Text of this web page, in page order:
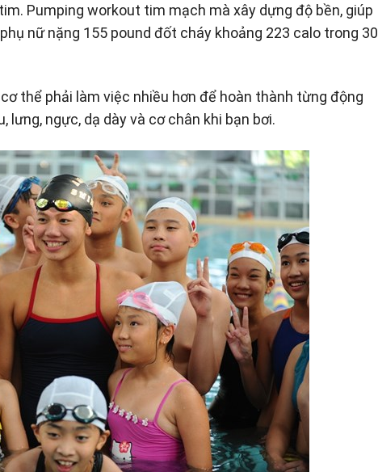
Pumping workout tim mạch mà xây dựng độ bền, giúp
nữ nặng 155 pound đốt cháy khoảng 223 calo trong 30
thể phải làm việc nhiều hơn để hoàn thành từng động
ngực, dạ dày và cơ chân khi bạn bơi.